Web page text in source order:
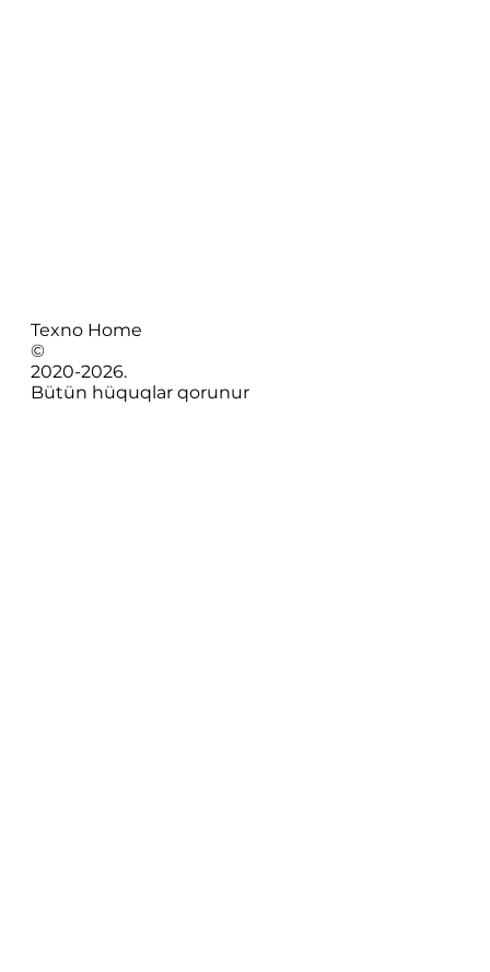
Texno Home
©
2020-2026.
Bütün hüquqlar qorunur